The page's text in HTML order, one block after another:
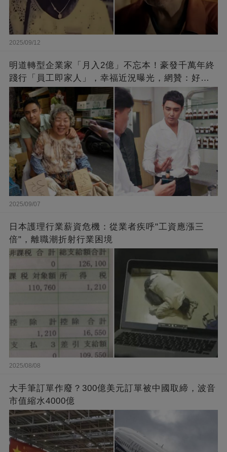
2025/09/12
明道轉型企業家「月入2億」不忘本！豪發千萬年終
踐行「員工即家人」，幸福近況曝光，網贊：好老
闆的福報
2025/09/07
日本護理行業薪資危機：從業者疾呼"工資應漲三
倍"，離職潮折射行業困境
2025/08/08
大手筆訂單作廢？300億美元訂單被中國取締，波音
市值縮水4000億